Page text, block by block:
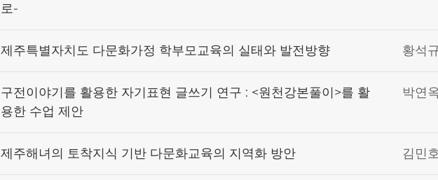
로-
제주특별자치도 다문화가정 학부모교육의 실태와 발전방향 황석
구전이야기를 활용한 자기표현 글쓰기 연구 : <원천강본풀이>를 활
용한 수업 제안
박연
제주해녀의 토착지식 기반 다문화교육의 지역화 방안 김민